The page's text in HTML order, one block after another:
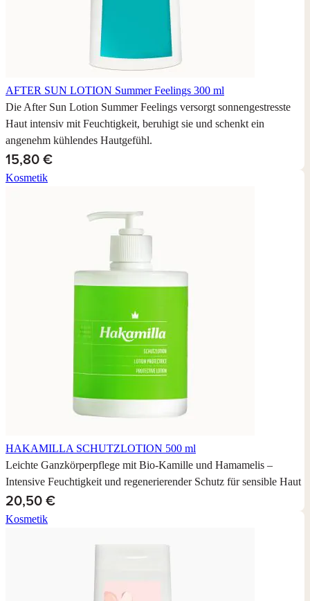
AFTER SUN LOTION Summer Feelings 300 ml
Die After Sun Lotion Summer Feelings versorgt sonnengestresste
Haut intensiv mit Feuchtigkeit, beruhigt sie und schenkt ein
angenehm kühlendes Hautgefühl.
15,80 €
Kosmetik
HAKAMILLA SCHUTZLOTION 500 ml
Leichte Ganzkörperpflege mit Bio-Kamille und Hamamelis –
Intensive Feuchtigkeit und regenerierender Schutz für sensible Haut
20,50 €
Kosmetik